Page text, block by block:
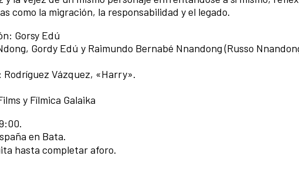
como la migración, la responsabilidad y el legado.
Gorsy Edú
Gordy Edú y Raimundo Bernabé Nnandong (Russo
Vázquez, «Harry».
y Fílmica Galaika
en Bata.
hasta completar aforo.